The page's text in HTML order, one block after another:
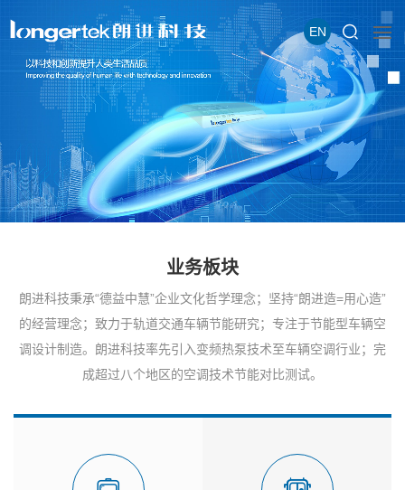
EN
业务板块
朗进科技秉承“德益中慧”企业文化哲学理念；坚持“朗进造=用心造”
的经营理念；致力于轨道交通车辆节能研究；专注于节能型车辆空
调设计制造。朗进科技率先引入变频热泵技术至车辆空调行业；完
成超过八个地区的空调技术节能对比测试。